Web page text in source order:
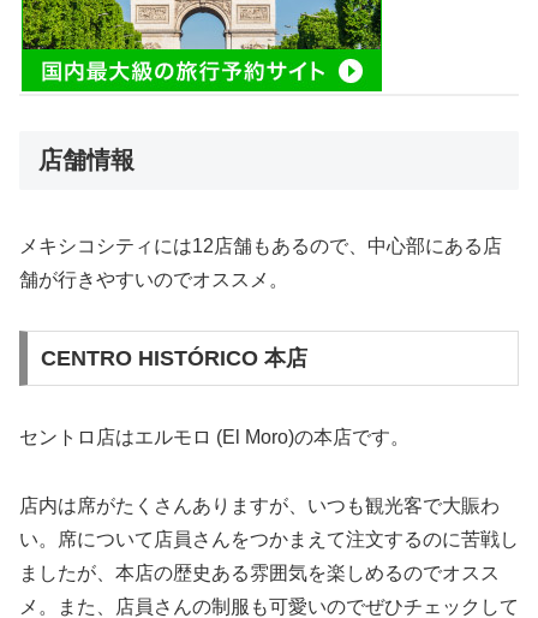
店舗情報
メキシコシティには12店舗もあるので、中心部にある店
舗が行きやすいのでオススメ。
CENTRO HISTÓRICO 本店
セントロ店はエルモロ (El Moro)の本店です。
店内は席がたくさんありますが、いつも観光客で大賑わ
い。席について店員さんをつかまえて注文するのに苦戦し
ましたが、本店の歴史ある雰囲気を楽しめるのでオスス
メ。また、店員さんの制服も可愛いのでぜひチェックして